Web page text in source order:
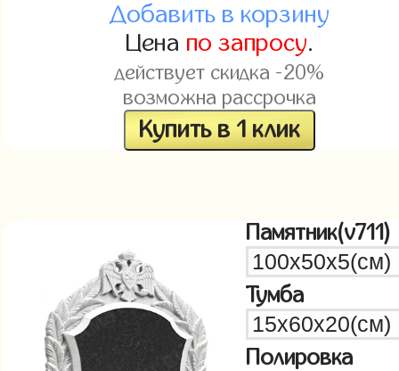
Добавить в корзину
Цена по запросу.
действует скидка -20%
возможна рассрочка
Купить в 1 клик
Памятник(v711)
Тумба
Полировка